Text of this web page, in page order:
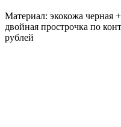
Материал: экокожа черная
двойная прострочка по
рублей